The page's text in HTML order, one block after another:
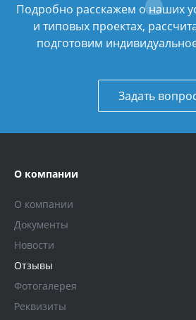
Подробно расскажем о наших
и типовых проектах,
подготовим
Задать
О компании
О компании
Документы
Новости
Отзывы
Фотогалерея
Реквизиты